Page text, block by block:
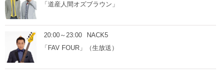
「道産人間オズブラウン」
20:00～23:00
NACK5
「FAV FOUR」（生放送）